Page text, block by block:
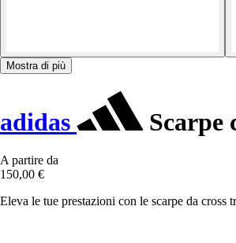
Mostra di più
adidas Scarpe
A partire da
150,00 €
Eleva le tue prestazioni con le scarpe da